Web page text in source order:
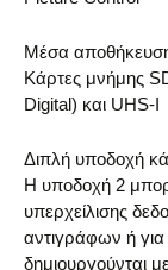
Μέσα
Κάρτες μνήμης
Digital) και UHS-I
Διπλή υποδοχή
Η υποδοχή 2
υπερχείλισης
αντιγράφων ή
δημιουργούνται